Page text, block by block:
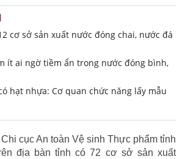
cơ sở sản xuất nước đóng chai, nước đá
ít ai ngờ tiềm ẩn trong nước đóng bình,
hạt nhựa: Cơ quan chức năng lấy mẫu
cục An toàn Vệ sinh Thực phẩm tỉnh
địa bàn tỉnh có 72 cơ sở sản xuất